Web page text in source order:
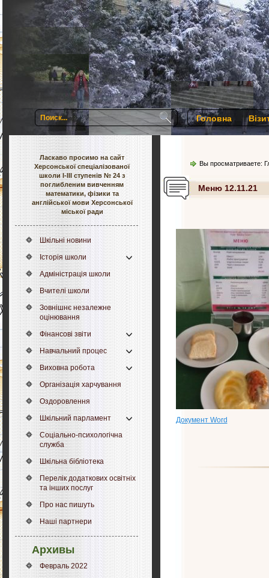
Головна
Ласкаво просимо на сайт
Херсонської спеціалізованої
школи І-ІІІ ступенів № 24 з
поглибленим вивченням
математики, фізики та
англійської мови Херсонської
міської ради
Шкільні новини
Історія школи
Адміністрація школи
Вчителі школи
Зовнішнє незалежне
оцінювання
Фінансові звіти
Навчальний процес
Виховна робота
Організація харчування
Оздоровлення
Шкільний парламент
Соціально-психологічна
служба
Шкільна бібліотека
Перелік додаткових освітніх
та інших послуг
Про нас пишуть
Наші партнери
Архивы
Февраль 2022
Вы просматриваете:
Меню 12.11.21
Документ Word